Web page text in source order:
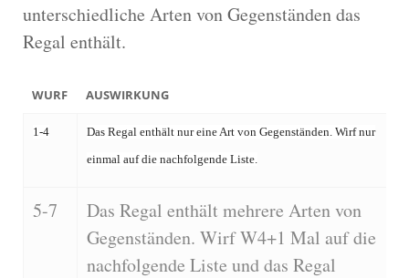
unterschiedliche Arten von Gegenständen das
Regal enthält.
WURF AUSWIRKUNG
1-4
Das Regal enthält nur eine Art von Gegenständen. Wirf nur
einmal auf die nachfolgende Liste.
5-7
Das Regal enthält mehrere Arten von
Gegenständen. Wirf W4+1 Mal auf die
nachfolgende Liste und das Regal